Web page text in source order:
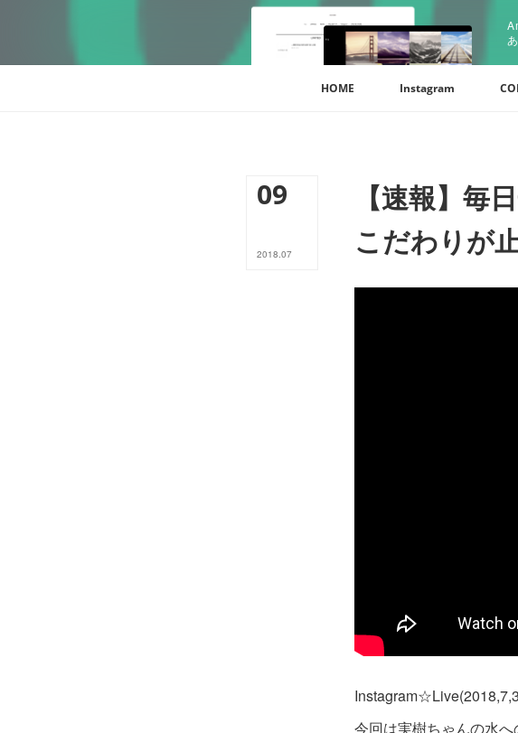
HOME Instagram
09
2018.07
【速報】
こだわりが
今回は実樹ちゃんの水